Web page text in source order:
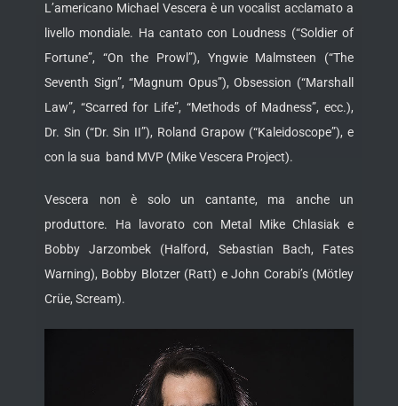
L’americano Michael Vescera è un vocalist acclamato a
livello mondiale. Ha cantato con Loudness (“Soldier of
Fortune”, “On the Prowl”), Yngwie Malmsteen (“The
Seventh Sign”, “Magnum Opus”), Obsession (“Marshall
Law”, “Scarred for Life”, “Methods of Madness”, ecc.),
Dr. Sin (“Dr. Sin II”), Roland Grapow (“Kaleidoscope”), e
con la sua band MVP (Mike Vescera Project).
Vescera non è solo un cantante, ma anche un
produttore. Ha lavorato con Metal Mike Chlasiak e
Bobby Jarzombek (Halford, Sebastian Bach, Fates
Warning), Bobby Blotzer (Ratt) e John Corabi’s (Mötley
Crüe, Scream).